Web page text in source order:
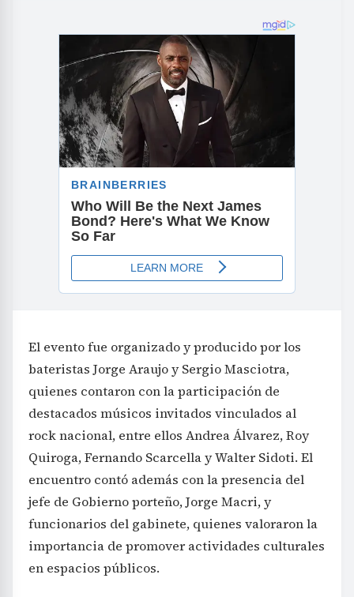
El evento fue organizado y producido por los
bateristas Jorge Araujo y Sergio Masciotra,
quienes contaron con la participación de
destacados músicos invitados vinculados al
rock nacional, entre ellos Andrea Álvarez, Roy
Quiroga, Fernando Scarcella y Walter Sidoti. El
encuentro contó además con la presencia del
jefe de Gobierno porteño, Jorge Macri, y
funcionarios del gabinete, quienes valoraron la
importancia de promover actividades culturales
en espacios públicos.